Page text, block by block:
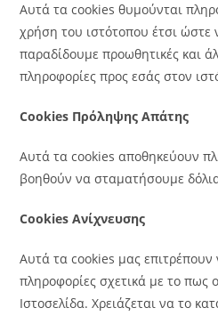
Αυτά τα cookies θυμούνται
χρήση του ιστότοπου έτσι
παραδίδουμε προωθητικές και
πληροφορίες προς εσάς στον
Cookies Πρόληψης Απάτης
Αυτά τα cookies αποθηκεύουν
βοηθούν να σταματήσουμε
Cookies Ανίχνευσης
Αυτά τα cookies μας
πληροφορίες σχετικά με το πως
Ιστοσελίδα. Χρειάζεται να το